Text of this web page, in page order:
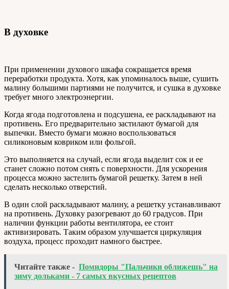
В духовке
При применении духового шкафа сокращается время
переработки продукта. Хотя, как упоминалось выше, сушить
малину большими партиями не получится, и сушка в духовке
требует много электроэнергии.
Когда ягода подготовлена и подсушена, ее раскладывают на
противень. Его предварительно застилают бумагой для
выпечки. Вместо бумаги можно воспользоваться
силиконовым ковриком или фольгой.
Это выполняется на случай, если ягода выделит сок и ее
станет сложно потом снять с поверхности. Для ускорения
процесса можно застелить бумагой решетку. Затем в ней
сделать несколько отверстий.
В один слой раскладывают малину, а решетку устанавливают
на противень. Духовку разогревают до 60 градусов. При
наличии функции работы вентилятора, ее стоит
активизировать. Таким образом улучшается циркуляция
воздуха, процесс проходит намного быстрее.
Читайте также - Помидоры "Пальчики оближешь" на
зиму дольками - 7 самых вкусных рецептов